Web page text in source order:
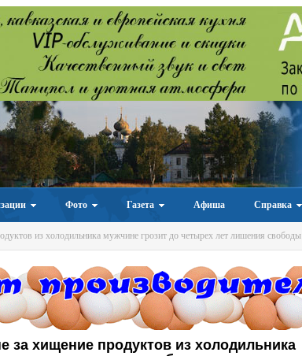
Фото Газета Афиша Справка
из холодильника мужчине грозит до четырех лет лишения свободы
за хищение продуктов из холодильника